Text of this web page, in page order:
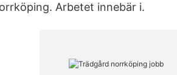
Arbetet innebär i.